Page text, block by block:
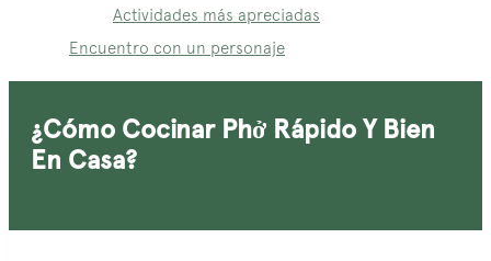
Actividades más apreciadas
Encuentro con un personaje
¿Cómo Cocinar Phở Rápido Y Bien
En Casa?